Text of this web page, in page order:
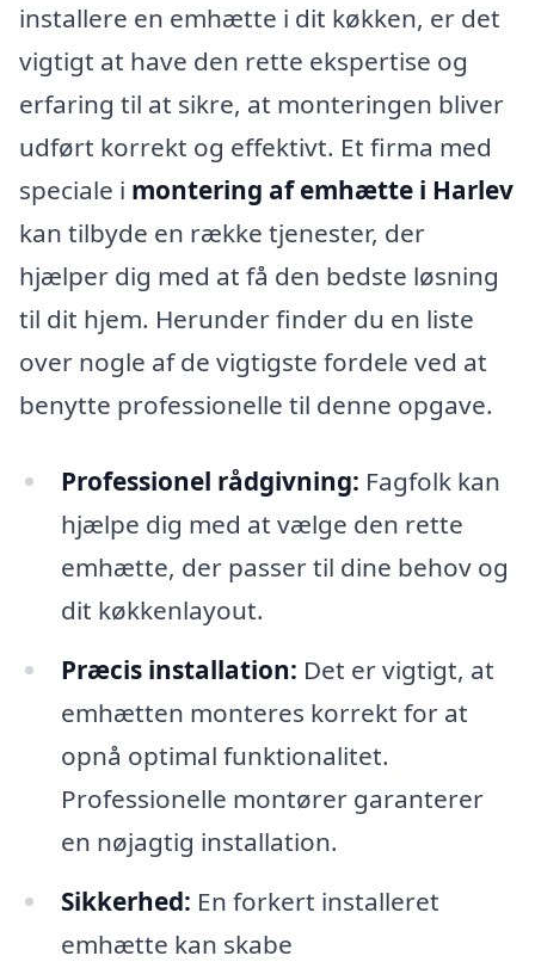
installere en emhætte i dit køkken, er det
vigtigt at have den rette ekspertise og
erfaring til at sikre, at monteringen bliver
udført korrekt og effektivt. Et firma med
speciale i montering af emhætte i Harlev
kan tilbyde en række tjenester, der
hjælper dig med at få den bedste løsning
til dit hjem. Herunder finder du en liste
over nogle af de vigtigste fordele ved at
benytte professionelle til denne opgave.
Professionel rådgivning: Fagfolk kan
hjælpe dig med at vælge den rette
emhætte, der passer til dine behov og
dit køkkenlayout.
Præcis installation: Det er vigtigt, at
emhætten monteres korrekt for at
opnå optimal funktionalitet.
Professionelle montører garanterer
en nøjagtig installation.
Sikkerhed: En forkert installeret
emhætte kan skabe